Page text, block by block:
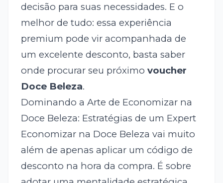
decisão para suas necessidades. E o
melhor de tudo: essa experiência
premium pode vir acompanhada de
um excelente desconto, basta saber
onde procurar seu próximo voucher
Doce Beleza.
Dominando a Arte de Economizar na
Doce Beleza: Estratégias de um Expert
Economizar na Doce Beleza vai muito
além de apenas aplicar um código de
desconto na hora da compra. É sobre